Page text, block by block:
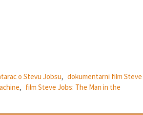
o Stevu Jobsu, dokumentarni film Steve
, film Steve Jobs: The Man in the